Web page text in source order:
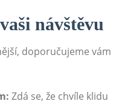
návštěvu
doporučujeme vám
Zdá se, že chvíle klidu